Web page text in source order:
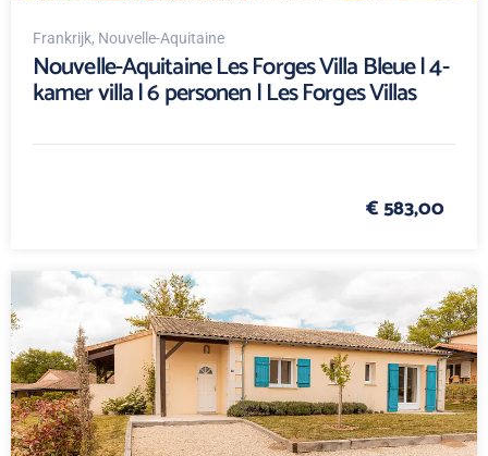
Frankrijk, Nouvelle-Aquitaine
Nouvelle-Aquitaine Les Forges Villa Bleue | 4-
kamer villa | 6 personen | Les Forges Villas
€ 583,00